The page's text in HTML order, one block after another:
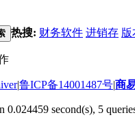
热搜: 财务软件 进销存 版
|鲁ICP备14001487号|商
0.024459 second(s), 5